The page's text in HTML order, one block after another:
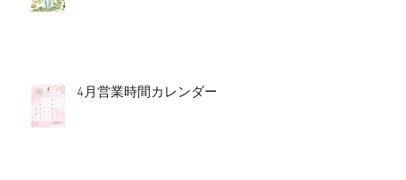
4月営業時間カレンダー